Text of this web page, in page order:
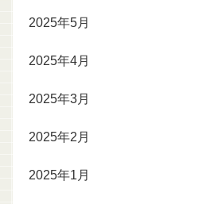
2025年5月
2025年4月
2025年3月
2025年2月
2025年1月